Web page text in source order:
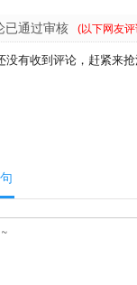
已通过审核 (以下网友
没有收到评论，赶紧来